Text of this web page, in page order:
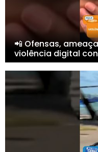
📲 Ofensas,
violência digital